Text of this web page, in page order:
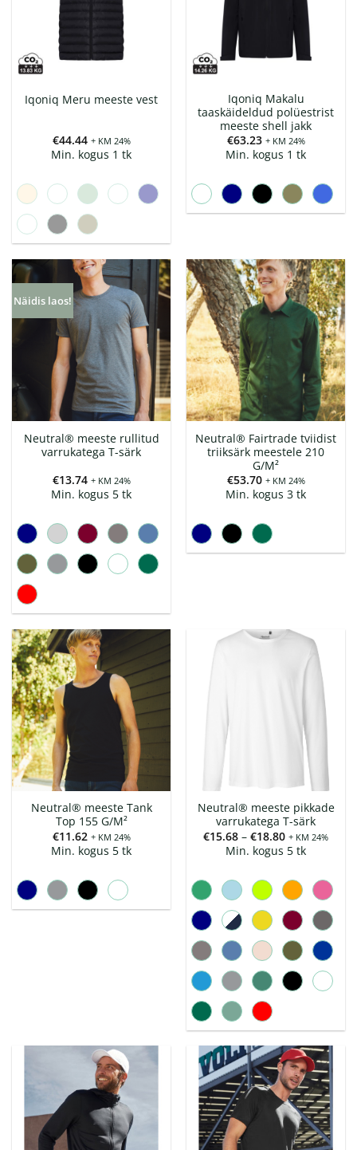
Iqoniq Meru meeste vest
€44.44 + KM 24%
Min. kogus 1 tk
Iqoniq Makalu
taaskäideldud polüestrist
meeste shell jakk
€63.23 + KM 24%
Min. kogus 1 tk
Näidis laos!
Neutral® meeste rullitud
varrukatega T-särk
€13.74 + KM 24%
Min. kogus 5 tk
Neutral® Fairtrade tviidist
triiksärk meestele 210
G/M²
€53.70 + KM 24%
Min. kogus 3 tk
Neutral® meeste Tank
Top 155 G/M²
€11.62 + KM 24%
Min. kogus 5 tk
Neutral® meeste pikkade
varrukatega T-särk
€15.68 – €18.80
€15.68
kuni
+ KM 24%
Min. kogus 5 tk